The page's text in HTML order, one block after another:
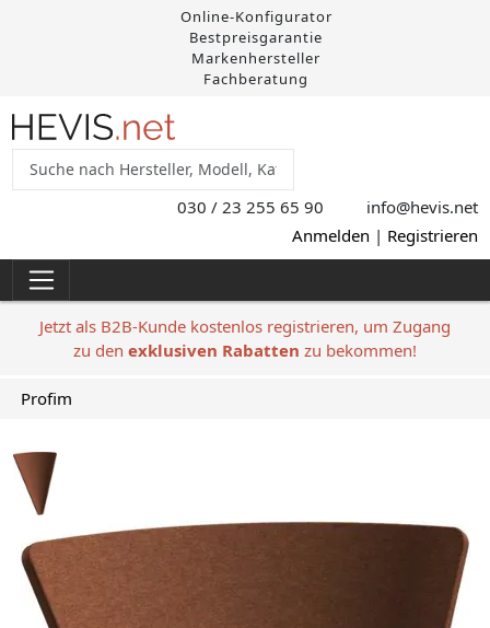
Online-Konfigurator
Bestpreisgarantie
Markenhersteller
Fachberatung
030 / 23 255 65 90 info@hevis.net
Anmelden | Registrieren
Jetzt als B2B-Kunde kostenlos registrieren, um Zugang
zu den exklusiven Rabatten zu bekommen!
Profim